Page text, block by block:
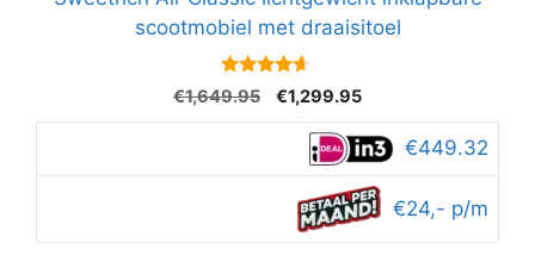
scootmobiel met draaisitoel
4.5
van 5
€1,649.95
Oorspronkelijke
prijs
was:
€1,649.95.
€1,299.95Huidige
prijs
is:
€1,299.95.
€449.32
€24,- p/m